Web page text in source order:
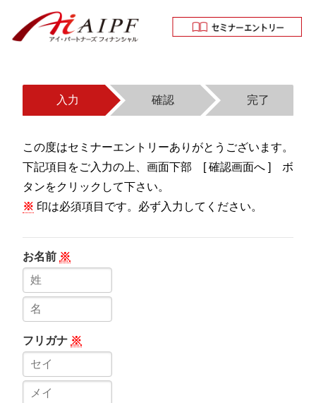
入力 確認 完了
この度はセミナーエントリーありがとうございます。
下記項目をご入力の上、画面下部 [ 確認画面へ ] ボ
タンをクリックして下さい。
※ 印は必須項目です。必ず入力してください。
お名前 ※
フリガナ ※